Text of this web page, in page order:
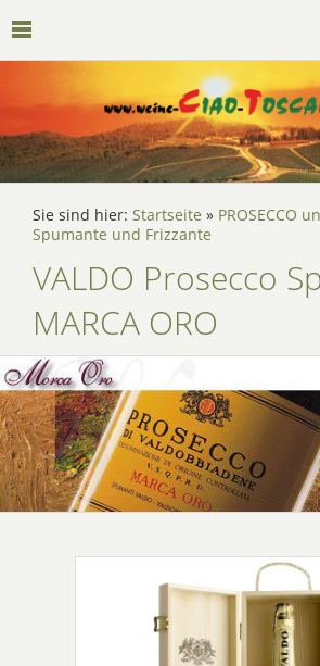
Sie sind hier: Startseite » PROSECCO
Spumante und Frizzante
VALDO Prosecco
MARCA ORO